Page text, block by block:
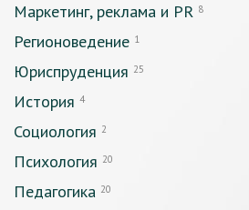
Маркетинг, реклама и PR 8
Регионоведение 1
Юриспруденция 25
История 4
Социология 2
Психология 20
Педагогика 20